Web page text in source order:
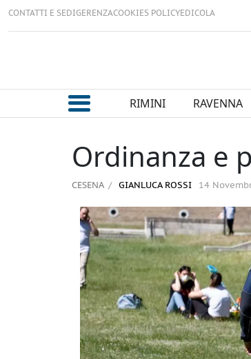
CONTATTI E SEDIGERENZACOOKIES POLICYEDICOLA
RIMINI RAVENNA
Ordinanza e
CESENA GIANLUCA ROSSI 14